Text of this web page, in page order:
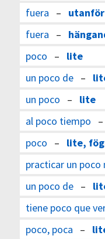
fuera – utanför
fuera –
poco – lite
un poco de–
un poco – lite
al poco tiempo –
poco – lite,
practicar un poco
un poco de–
tiene poco que
poco, poca –